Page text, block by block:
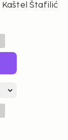
Kaštel Štafilić